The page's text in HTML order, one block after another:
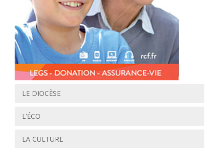
LE DIOCÈSE
L’ÉCO
LA CULTURE